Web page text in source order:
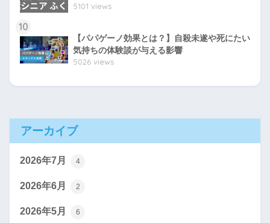
5101 views
10
【パパゲーノ効果とは？】自殺未遂や死にたい
気持ちの体験談が与える影響
5026 views
アーカイブ
2026年7月 4
2026年6月 2
2026年5月 6